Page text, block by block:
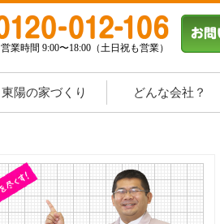
営業時間 9:00〜18:00（土日祝も営業）
東陽の家づくり どんな会社？